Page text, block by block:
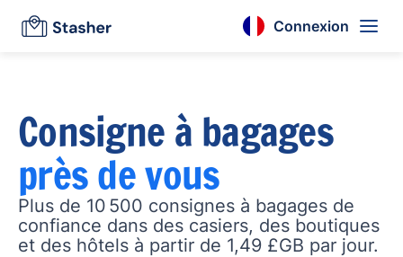
Connexion
Consigne à bagages
près de vous
Plus de 10 500 consignes à bagages de
confiance dans des casiers, des boutiques
et des hôtels à partir de 1,49 £GB par jour.